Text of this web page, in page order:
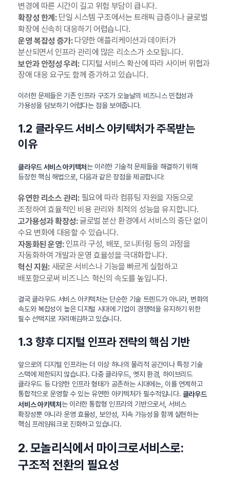
변경에 따른 시간이 길고 위험 부담이 큽니다.
확장성 한계:단일 시스템 구조에서는 트래픽 급증이나 글로벌
확장에 신속히 대응하기 어렵습니다.
운영 복잡성 증가:다양한 애플리케이션과 데이터가
분산되면서 인프라 관리에 많은 리소스가 소모됩니다.
보안과 안정성 우려:디지털 서비스 확산에 따라 사이버 위협과
장애 대응 요구도 함께 증가하고 있습니다.
이러한 문제들은 기존 인프라 구조가 오늘날의 비즈니스 민첩성과
가용성을 담보하기 어렵다는 점을 보여줍니다.
1.2 클라우드 서비스 아키텍처가 주목받는
이유
클라우드 서비스 아키텍처는 이러한 기술적 문제들을 해결하기 위해
등장한 핵심 해법으로, 다음과 같은 장점을 제공합니다:
유연한 리소스 관리:필요에 따라 컴퓨팅 자원을 자동으로
조정하여 효율적인 비용 관리와 최적의 성능을 유지합니다.
고가용성과 확장성:글로벌 분산 환경에서 서비스의 중단 없이
수요 변화에 대응할 수 있습니다.
자동화된 운영:인프라 구성, 배포, 모니터링 등의 과정을
자동화하여 개발과 운영 효율성을 극대화합니다.
혁신 지원:새로운 서비스나 기능을 빠르게 실험하고
배포함으로써 비즈니스 혁신의 속도를 높입니다.
결국 클라우드 서비스 아키텍처는 단순한 기술 트렌드가 아니라, 변화의
속도와 복잡성이 높은 디지털 시대에 기업이 경쟁력을 유지하기 위한
필수 선택지로 자리매김하고 있습니다.
1.3 향후 디지털 인프라 전략의 핵심 기반
앞으로의 디지털 인프라는 더 이상 하나의 물리적 공간이나 특정 기술
스택에 제한되지 않습니다. 다중 클라우드, 엣지 환경, 하이브리드
클라우드 등 다양한 인프라 형태가 공존하는 시대에는, 이를 연계하고
통합적으로 운영할 수 있는 유연한 아키텍처가 필수적입니다. 클라우드
서비스 아키텍처는 이러한 통합형 인프라의 기반으로서, 서비스
확장성뿐 아니라 운영 효율성, 보안성, 지속 가능성을 함께 실현하는
핵심 프레임워크로 진화하고 있습니다.
2. 모놀리식에서 마이크로서비스로:
구조적 전환의 필요성